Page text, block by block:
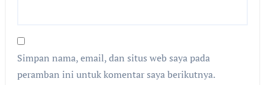
Simpan nama, email, dan situs web saya pada
peramban ini untuk komentar saya berikutnya.